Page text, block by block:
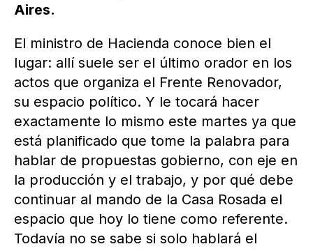
Aires.
El ministro de Hacienda conoce bien el
lugar: allí suele ser el último orador en los
actos que organiza el Frente Renovador,
su espacio político. Y le tocará hacer
exactamente lo mismo este martes ya que
está planificado que tome la palabra para
hablar de propuestas gobierno, con eje en
la producción y el trabajo, y por qué debe
continuar al mando de la Casa Rosada el
espacio que hoy lo tiene como referente.
Todavía no se sabe si solo hablará el